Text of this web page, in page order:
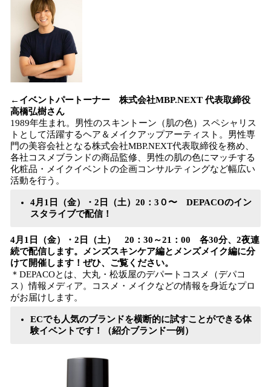
←イベントパートーナー 株式会社MBP.NEXT 代表取締役
高橋弘樹さん
1989年生まれ。男性のスキントーン（肌の色）スペシャリス
トとして活躍するヘア＆メイクアップアーティスト。男性専
門の美容会社となる株式会社MBP.NEXT代表取締役を務め、
各社コスメブランドの商品監修、男性の肌の色にマッチする
化粧品・メイクイベントの企画コンサルティングなど幅広い
活動を行う。
4月1日（金）・2日（土）20：3０〜 DEPACOのイン
スタライブで配信！
4月1日（金）・2日（土） 20：30～21：00 各30分、2夜連
続で配信します。メンズスキンケア編とメンズメイク編に分
けて開催します！ぜひ、ご覧ください。
＊DEPACOとは、大丸・松坂屋のデパートコスメ（デパコ
ス）情報メディア。コスメ・メイクなどの情報を身近なプロ
がお届けします。
ECでも人気のブランドを横断的に試すことができる体
験イベントです！（紹介ブランド一例）